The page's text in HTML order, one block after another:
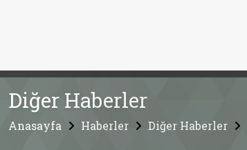
Diğer Haberler
Anasayfa Haberler Diğer Haberler